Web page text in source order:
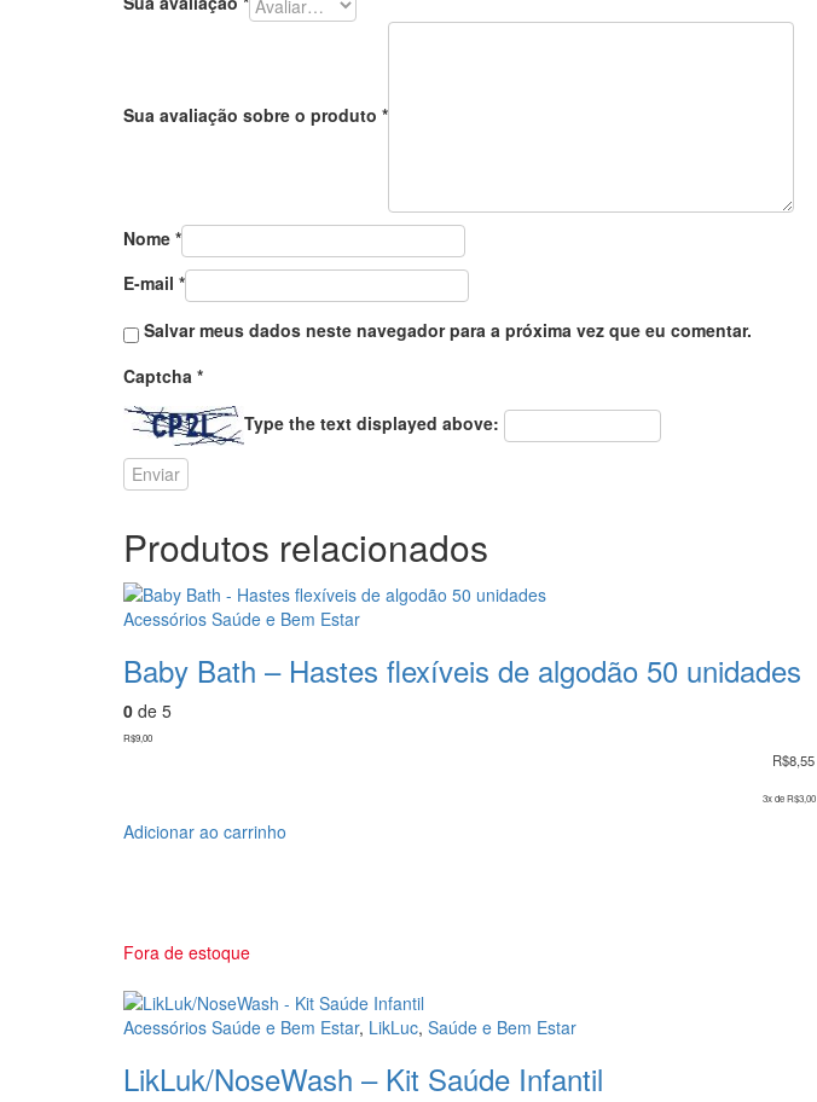
Sua avaliação sobre o produto *
Nome *
E-mail *
Salvar meus dados neste navegador para a próxima vez que eu comentar.
Captcha *
Type the text displayed above:
Produtos relacionados
Acessórios Saúde e Bem Estar
Baby Bath – Hastes flexíveis de algodão 50 unidades
0 de 5
R$9,00
R$8,55
3x deR$3,00
Adicionar ao carrinho
Fora de estoque
Acessórios Saúde e Bem Estar, LikLuc, Saúde e Bem Estar
LikLuk/NoseWash – Kit Saúde Infantil